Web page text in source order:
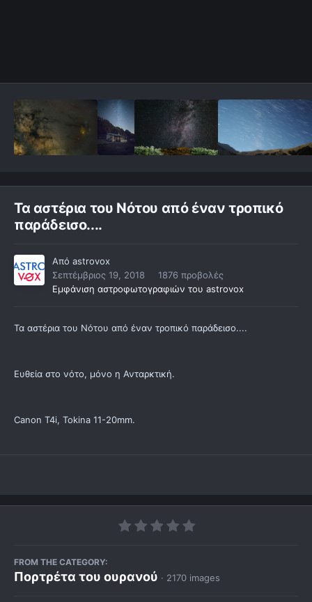
Τα αστέρια του Νότου από έναν τροπικό
παράδεισο....
Από astrovox
Σεπτέμβριος 19, 2018
1876 προβολές
Εμφάνιση αστροφωτογραφιών του astrovox
Τα αστέρια του Νότου από έναν τροπικό παράδεισο....
Ευθεία στο νότο, μόνο η Ανταρκτική.
Canon T4i, Tokina 11-20mm.
FROM THE CATEGORY:
Πορτρέτα του ουρανού · 2170 images